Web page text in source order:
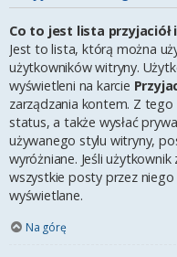
Co to jest lista przyjaciół
Jest to lista, którą można
użytkowników witryny.
wyświetleni na karcie
zarządzania kontem. Z
status, a także wysłać
używanego stylu witryny,
wyróżniane. Jeśli
wszystkie posty przez
wyświetlane.
Na górę